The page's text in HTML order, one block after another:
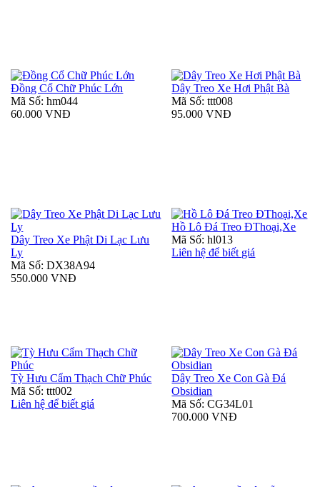
Đồng Cổ Chữ Phúc Lớn
Mã Số: hm044
60.000 VNĐ
Dây Treo Xe Hơi Phật Bà
Mã Số: ttt008
95.000 VNĐ
Dây Treo Xe Phật Di Lạc Lưu
Ly
Mã Số: DX38A94
550.000 VNĐ
Hồ Lô Đá Treo ĐThoại,Xe
Mã Số: hl013
Liên hệ để biết giá
Tỳ Hưu Cẩm Thạch Chữ Phúc
Mã Số: ttt002
Liên hệ để biết giá
Dây Treo Xe Con Gà Đá
Obsidian
Mã Số: CG34L01
700.000 VNĐ